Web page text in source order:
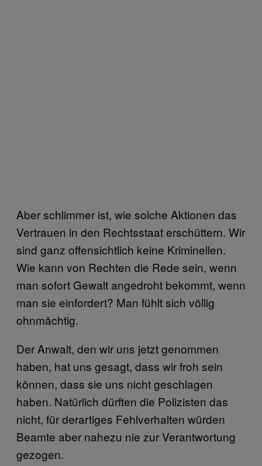
Aber schlimmer ist, wie solche Aktionen das
Vertrauen in den Rechtsstaat erschüttern. Wir
sind ganz offensichtlich keine Kriminellen.
Wie kann von Rechten die Rede sein, wenn
man sofort Gewalt angedroht bekommt, wenn
man sie einfordert? Man fühlt sich völlig
ohnmächtig.
Der Anwalt, den wir uns jetzt genommen
haben, hat uns gesagt, dass wir froh sein
können, dass sie uns nicht geschlagen
haben. Natürlich dürften die Polizisten das
nicht, für derartiges Fehlverhalten würden
Beamte aber nahezu nie zur Verantwortung
gezogen.